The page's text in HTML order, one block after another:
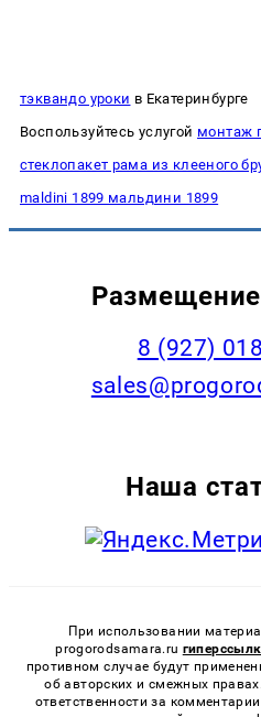
тэквандо уроки в Екатеринбурге
Воспользуйтесь услугой монтаж
стеклопакет рама из клееного
maldini 1899 мальдини 1899
8 (927)
Наша
При использовании
progorodsamara.ru
противном случае будут
об авторских и смежных
ответственности за